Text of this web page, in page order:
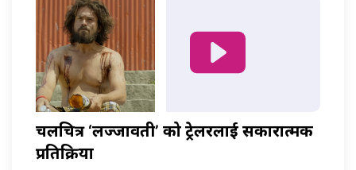
चलचित्र ‘लज्जावती’ को ट्रेलरलाई सकारात्मक
प्रतिक्रिया